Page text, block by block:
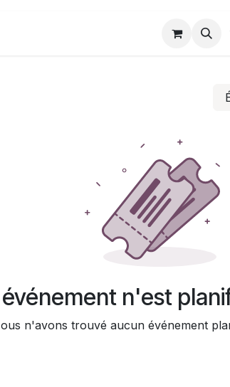
CONTACTEZ-NOUS
n'est
n'avons trouvé aucun événement